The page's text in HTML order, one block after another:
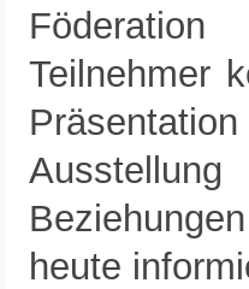
Teilnehmer
heute